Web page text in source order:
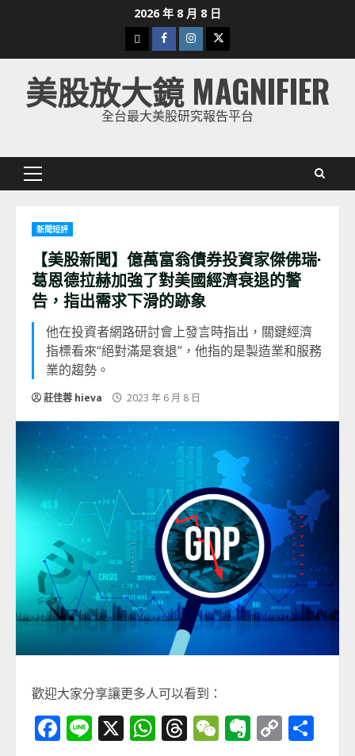
2026 年 8 月 8 日
下
載
美
股
Facebook
Instagram
Twitter
美股放大鏡 MAGNIFIER
全台最大美股研究報告平台
Primary
新聞短評
【美股新聞】億萬富翁債券投資家傑佛瑞·
葛恩德拉赫加強了對美國經濟衰退的警
告，指出需求下滑的跡象
他在投資者網路研討會上發言時指出，關鍵經濟
指標看來“絕對滿是衰退”，他指的是製造業和服務
業的趨勢。
莊佳蓉 hieva 2023 年 6 月 8 日
歡迎大家分享讓更多人可以看到：
Facebook
Line
X WhatsApp
Threads
WeChat
Evernote
Copy